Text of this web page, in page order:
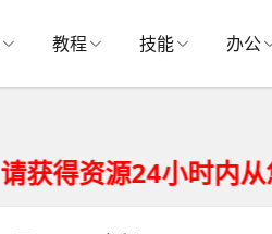
教程 技能 办公
源24小时内从您的